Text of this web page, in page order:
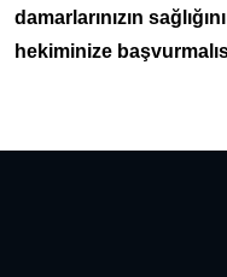
damarlarınızın
hekiminize